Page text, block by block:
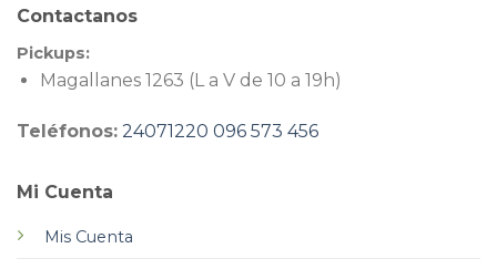
Mi Cuenta
Mis Cuenta
Contactanos
Pickups:
Magallanes 1263 (L a V de 10 a 19h)
Teléfonos: 24071220 096 573 456